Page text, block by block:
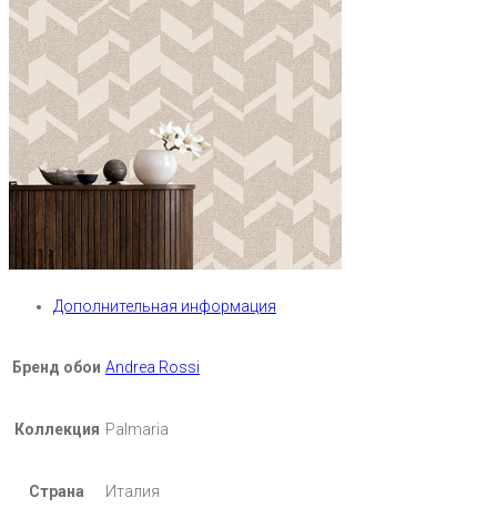
Дополнительная информация
Бренд обои Andrea Rossi
Коллекция Palmaria
Страна Италия